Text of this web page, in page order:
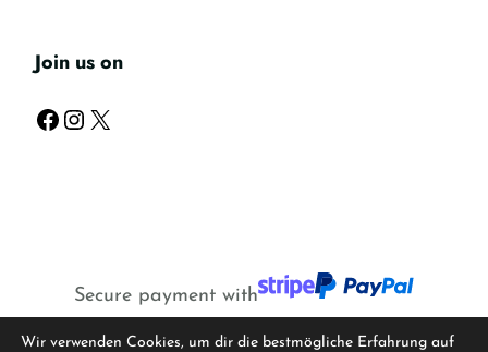
Join us on
Facebook Instagram X
Secure payment with
Wir verwenden Cookies, um dir die bestmögliche Erfahrung auf